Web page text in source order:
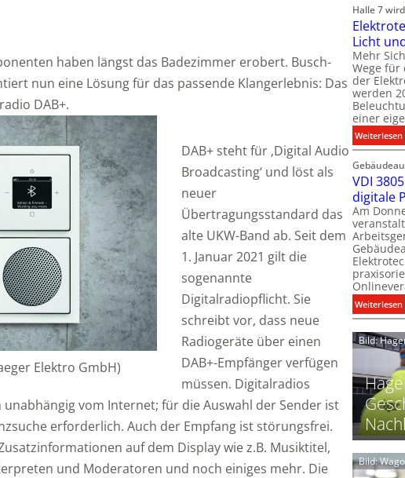
haben längst das Badezimmer erobert. Busch-
nun eine Lösung für das passende Klangerlebnis: Das
DAB+.
Elektro GmbH)
DAB+ steht für ‚Digital Audio
Broadcasting‘ und löst als
neuer
Übertragungsstandard das
alte UKW-Band ab. Seit dem
1. Januar 2021 gilt die
sogenannte
Digitalradiopflicht. Sie
schreibt vor, dass neue
Radiogeräte über einen
DAB+-Empfänger verfügen
müssen. Digitalradios
vom Internet; für die Auswahl der Sender ist
erforderlich. Auch der Empfang ist störungsfrei.
auf dem Display wie z.B. Musiktitel,
und Moderatoren und noch einiges mehr. Die
i
k
t
i
i
t
s
t
.
l
i
f
r
a
l
l
e
t
e
r
r
ü
Halle 7
Licht
Mehr
Wege für
der
werden
einer
Weiterlesen:
l
e
k
t
r
t
c
n
2
VDI
digitale
Am
Weiterlesen:
I
0
5
l
s
Bild:
Bild: